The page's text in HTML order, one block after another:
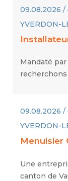
09.08.2026 /
YVERDON-
Mandaté
recherchons
09.08.2026 /
YVERDON-
Menuisier
Une
canton de